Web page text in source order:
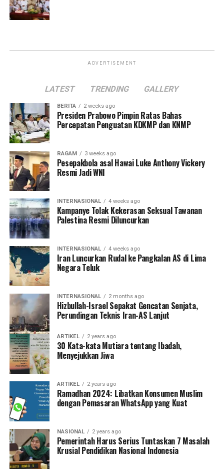
ADVERTISEMENT
LATEST TRENDING GALLERY
BERITA 2 weeks ago
Presiden Prabowo Pimpin Ratas Bahas
Percepatan Penguatan KDKMP dan KNMP
RAGAM 3 weeks ago
Pesepakbola asal Hawai Luke Anthony Vickery
Resmi Jadi WNI
INTERNASIONAL 4 weeks ago
Kampanye Tolak Kekerasan Seksual Tawanan
Palestina Resmi Diluncurkan
INTERNASIONAL 4 weeks ago
Iran Luncurkan Rudal ke Pangkalan AS di Lima
Negara Teluk
INTERNASIONAL 2 months ago
Hizbullah-Israel Sepakat Gencatan Senjata,
Perundingan Teknis Iran-AS Lanjut
ARTIKEL 2 years ago
30 Kata-kata Mutiara tentang Ibadah,
Menyejukkan Jiwa
ARTIKEL 2 years ago
Ramadhan 2024: Libatkan Konsumen Muslim
dengan Pemasaran WhatsApp yang Kuat
NASIONAL 2 years ago
Pemerintah Harus Serius Tuntaskan 7 Masalah
Krusial Pendidikan Nasional Indonesia